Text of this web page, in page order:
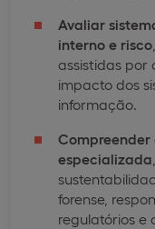
Avaliar
interno e risco
assistidas por
impacto dos
informação.
especializada
forense,
regulatórios e